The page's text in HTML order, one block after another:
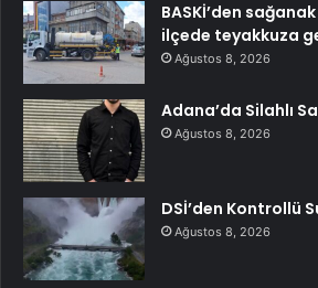
BASKİ’den
ilçede teyakkuza
Ağustos 8, 2026
Adana’da Silahlı
Ağustos 8, 2026
DSİ’den Kontrollü
Ağustos 8, 2026